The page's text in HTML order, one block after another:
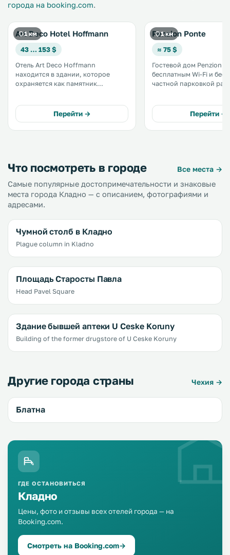
города на booking.com.
1 км
Art Deco Hotel Hoffmann
43 … 153 $
Отель Art Deco Hoffmann
находится в здании, которое
охраняется как памятник
Перейти →
1 км
Penzion Ponte
≈ 75 $
Гостевой дом Penzion
бесплатным Wi-Fi и
частной парковкой
В числе удобств
телевизор с плоским
собственная ванная
Перейти →
Что посмотреть в городе
Все места →
Самые популярные достопримечательности и знаковые
места города Кладно — с описанием, фотографиями и
адресами.
Чумной столб в Кладно
Plague column in Kladno
Площадь Старосты Павла
Head Pavel Square
Здание бывшей аптеки U Ceske Koruny
Building of the former drugstore of U Ceske Koruny
Другие города страны Чехия →
Блатна
ГДЕ ОСТАНОВИТЬСЯ
Кладно
Цены, фото и отзывы всех отелей города — на
Booking.com.
Смотреть на Booking.com→